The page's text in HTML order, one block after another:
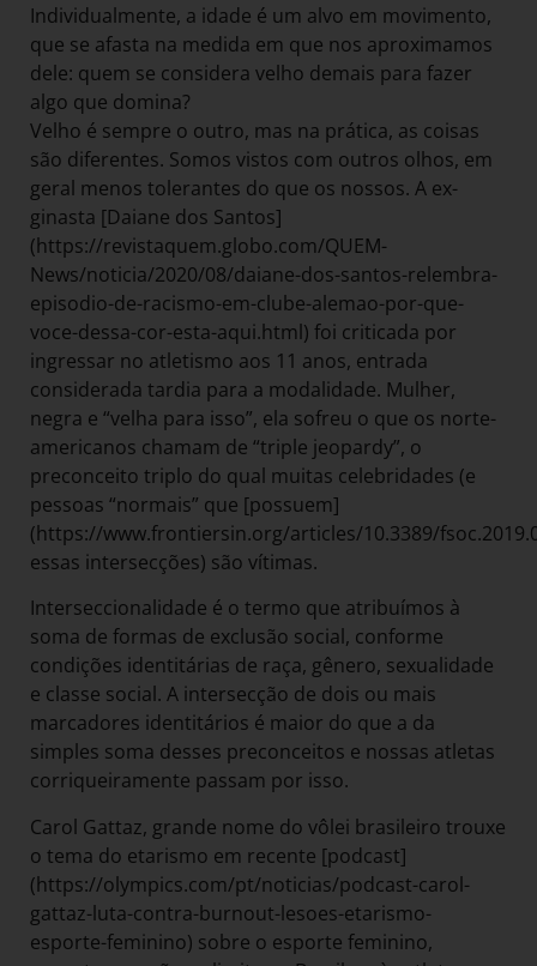
Individualmente, a idade é um alvo em movimento,
que se afasta na medida em que nos aproximamos
dele: quem se considera velho demais para fazer
algo que domina?
Velho é sempre o outro, mas na prática, as coisas
são diferentes. Somos vistos com outros olhos, em
geral menos tolerantes do que os nossos. A ex-
ginasta [Daiane dos Santos]
(https://revistaquem.globo.com/QUEM-
News/noticia/2020/08/daiane-dos-santos-relembra-
episodio-de-racismo-em-clube-alemao-por-que-
voce-dessa-cor-esta-aqui.html) foi criticada por
ingressar no atletismo aos 11 anos, entrada
considerada tardia para a modalidade. Mulher,
negra e “velha para isso”, ela sofreu o que os norte-
americanos chamam de “triple jeopardy”, o
preconceito triplo do qual muitas celebridades (e
pessoas “normais” que [possuem]
(https://www.frontiersin.org/articles/10.3389/
essas intersecções) são vítimas.
Interseccionalidade é o termo que atribuímos à
soma de formas de exclusão social, conforme
condições identitárias de raça, gênero, sexualidade
e classe social. A intersecção de dois ou mais
marcadores identitários é maior do que a da
simples soma desses preconceitos e nossas atletas
corriqueiramente passam por isso.
Carol Gattaz, grande nome do vôlei brasileiro trouxe
o tema do etarismo em recente [podcast]
(https://olympics.com/pt/noticias/podcast-carol-
gattaz-luta-contra-burnout-lesoes-etarismo-
esporte-feminino) sobre o esporte feminino,